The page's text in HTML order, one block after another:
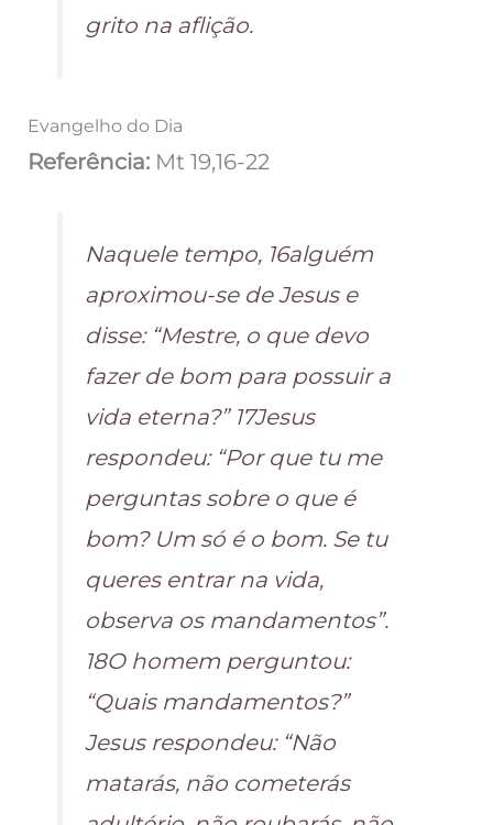
grito na aflição.
Evangelho do Dia
Referência: Mt 19,16-22
Naquele tempo, 16alguém
aproximou-se de Jesus e
disse: “Mestre, o que devo
fazer de bom para possuir a
vida eterna?” 17Jesus
respondeu: “Por que tu me
perguntas sobre o que é
bom? Um só é o bom. Se tu
queres entrar na vida,
observa os mandamentos”.
18O homem perguntou:
“Quais mandamentos?”
Jesus respondeu: “Não
matarás, não cometerás